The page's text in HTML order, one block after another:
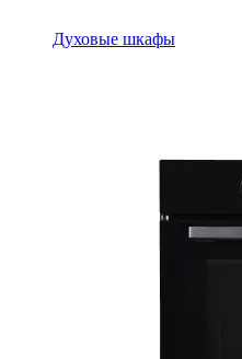
Духовые шкафы